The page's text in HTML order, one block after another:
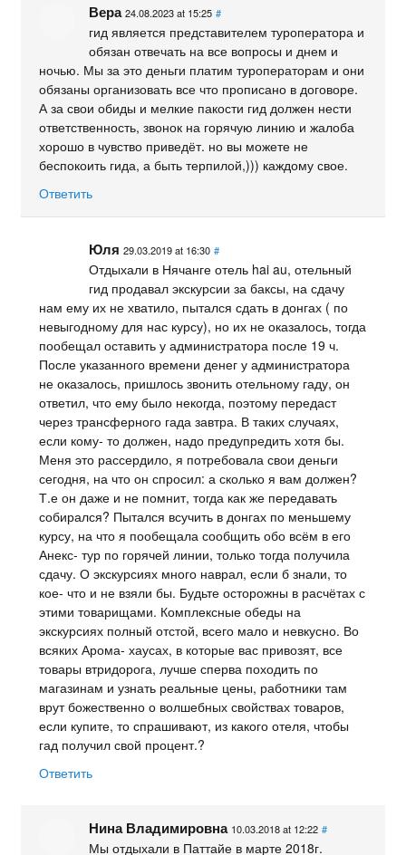
Вера 24.08.2023 at 15:25 #
гид является представителем туроператора и
обязан отвечать на все вопросы и днем и
ночью. Мы за это деньги платим туроператорам и они
обязаны организовать все что прописано в договоре.
А за свои обиды и мелкие пакости гид должен нести
ответственность, звонок на горячую линию и жалоба
хорошо в чувство приведёт. но вы можете не
беспокоить гида, а быть терпилой,))) каждому свое.
Ответить
Юля 29.03.2019 at 16:30 #
Отдыхали в Нячанге отель hai au, отельный
гид продавал экскурсии за баксы, на сдачу
нам ему их не хватило, пытался сдать в донгах ( по
невыгодному для нас курсу), но их не оказалось, тогда
пообещал оставить у администратора после 19 ч.
После указанного времени денег у администратора
не оказалось, пришлось звонить отельному гаду, он
ответил, что ему было некогда, поэтому передаст
через трансферного гада завтра. В таких случаях,
если кому- то должен, надо предупредить хотя бы.
Меня это рассердило, я потребовала свои деньги
сегодня, на что он спросил: а сколько я вам должен?
Т.е он даже и не помнит, тогда как же передавать
собирался? Пытался всучить в донгах по меньшему
курсу, на что я пообещала сообщить обо всём в его
Анекс- тур по горячей линии, только тогда получила
сдачу. О экскурсиях много наврал, если б знали, то
кое- что и не взяли бы. Будьте осторожны в расчётах с
этими товарищами. Комплексные обеды на
экскурсиях полный отстой, всего мало и невкусно. Во
всяких Арома- хаусах, в которые вас привозят, все
товары втридорога, лучше сперва походить по
магазинам и узнать реальные цены, работники там
врут божественно о волшебных свойствах товаров,
если купите, то спрашивают, из какого отеля, чтобы
гад получил свой процент.?
Ответить
Нина Владимировна 10.03.2018 at 12:22 #
Мы отдыхали в Паттайе в марте 2018г.